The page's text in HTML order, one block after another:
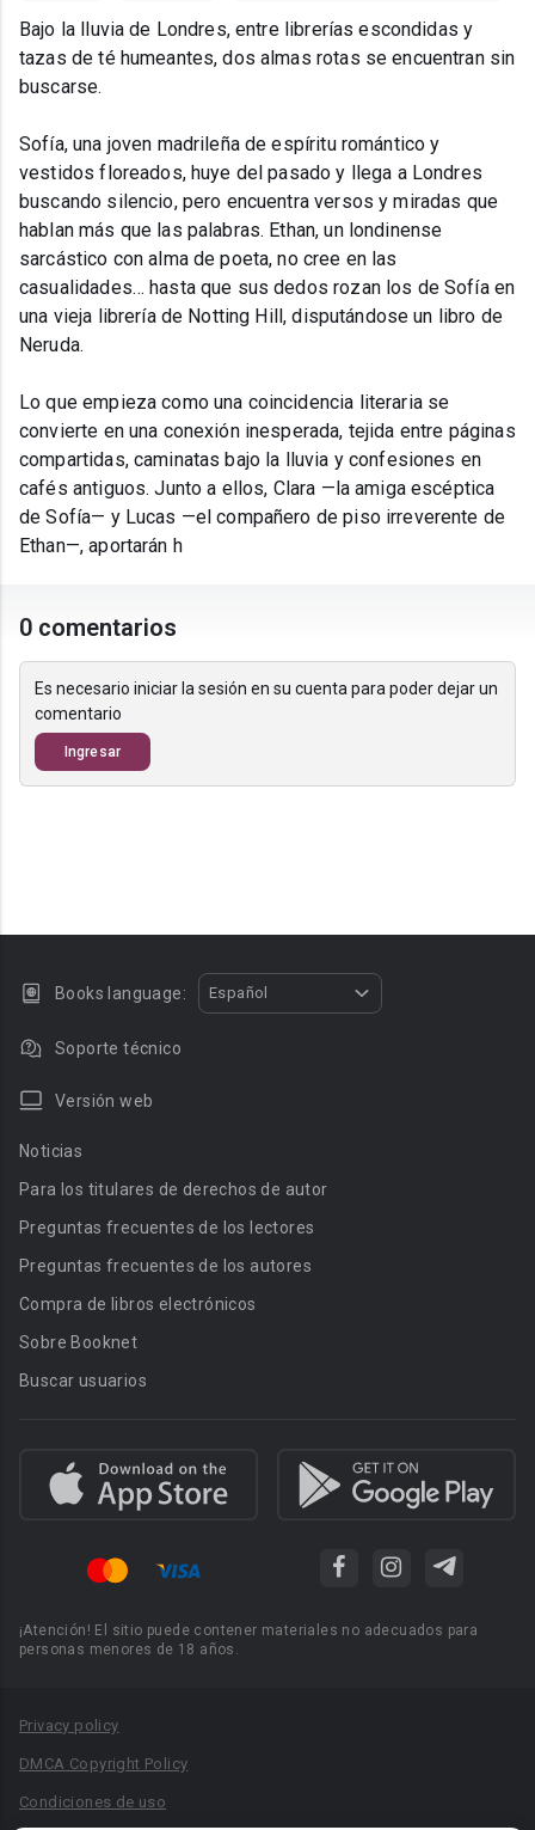
Bajo la lluvia de Londres, entre librerías escondidas y
tazas de té humeantes, dos almas rotas se encuentran sin
buscarse.
Sofía, una joven madrileña de espíritu romántico y
vestidos floreados, huye del pasado y llega a Londres
buscando silencio, pero encuentra versos y miradas que
hablan más que las palabras. Ethan, un londinense
sarcástico con alma de poeta, no cree en las
casualidades… hasta que sus dedos rozan los de Sofía en
una vieja librería de Notting Hill, disputándose un libro de
Neruda.
Lo que empieza como una coincidencia literaria se
convierte en una conexión inesperada, tejida entre páginas
compartidas, caminatas bajo la lluvia y confesiones en
cafés antiguos. Junto a ellos, Clara —la amiga escéptica
de Sofía— y Lucas —el compañero de piso irreverente de
Ethan—, aportarán h
0 comentarios
Es necesario iniciar la sesión en su cuenta para poder dejar un
comentario
Ingresar
Books language: Español
Soporte técnico
Versión web
Noticias
Para los titulares de derechos de autor
Preguntas frecuentes de los lectores
Preguntas frecuentes de los autores
Compra de libros electrónicos
Sobre Booknet
Buscar usuarios
¡Atención! El sitio puede contener materiales no adecuados para
personas menores de 18 años.
Privacy policy
DMCA Copyright Policy
Condiciones de uso